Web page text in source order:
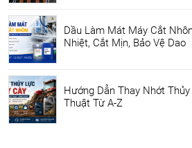
Dầu Làm Mát Máy Cắt
Nhiệt, Cắt Mịn, Bảo Vệ Dao
Hướng Dẫn Thay Nhớt
Thuật Từ A-Z